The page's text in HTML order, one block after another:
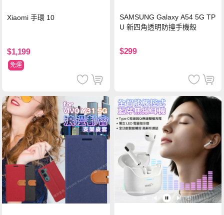
Xiaomi 手環 10
$1,199
免運
SAMSUNG Galaxy A54 5G TP
U 新四角透明防撞手機殼
$299